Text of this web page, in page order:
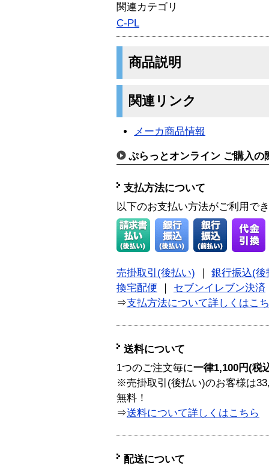
関連カテゴリ
C-PL
商品説明
関連リンク
メーカ商品情報
ぷらっとオンライン ご購入の
支払方法について
以下のお支払い方法がご利用で
売掛取引(後払い)
銀行振込(後
換宅配便
セブンイレブン決済
⇒支払方法について詳しくはこ
送料について
1つのご注文毎に一律1,100円(税
※売掛取引(後払い)のお客様は
無料！
⇒送料について詳しくはこちら
配送について